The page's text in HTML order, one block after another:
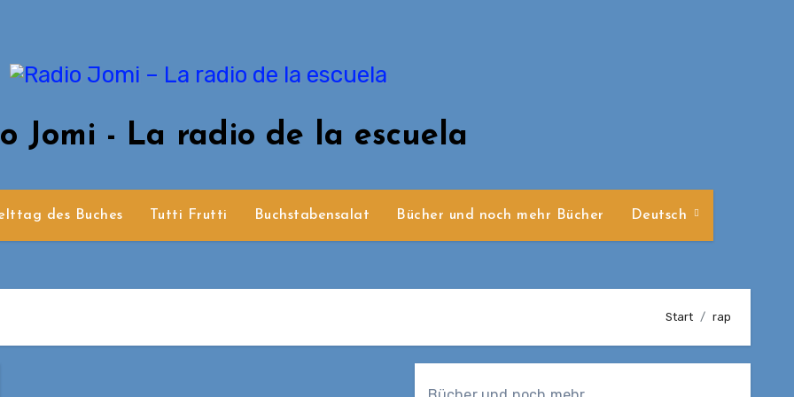
Jomi - La radio de la escuela
des Buches Tutti Frutti Buchstabensalat Bücher und noch mehr Bücher Deutsch
Start rap